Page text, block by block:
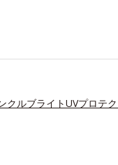
クルブライトUVプロテ